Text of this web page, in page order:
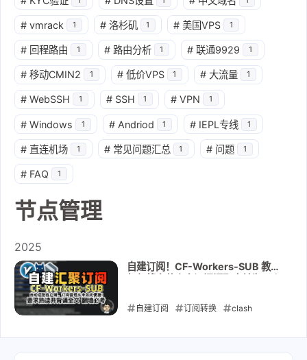
# vmrack 1 # 洛杉矶 1 # 美国VPS 1
# 回程路由 1 # 路由分析 1 # 联通9929 1
# 移动CMIN2 1 # 低价VPS 1 # 大流量 1
# WebSSH 1 # SSH 1 # VPN 1
# Windows 1 # Andriod 1 # IEPL专线 1
# 直连机场 1 # 常见问题汇总 1 # 问题 1
# FAQ 1
节点管理
2025
自建订阅！CF-Workers-SUB 教你
自建订阅 订阅转换 clash
Cloudflare Workers 分流规则 节